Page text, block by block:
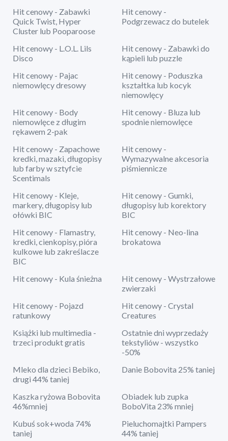
Hit cenowy - Zabawki
Quick Twist, Hyper
Cluster lub Pooparoose
Hit cenowy -
Podgrzewacz do butelek
Hit cenowy - L.O.L. Lils
Disco
Hit cenowy - Zabawki do
kąpieli lub puzzle
Hit cenowy - Pajac
niemowlęcy dresowy
Hit cenowy - Poduszka
kształtka lub kocyk
niemowlęcy
Hit cenowy - Body
niemowlęce z długim
rękawem 2-pak
Hit cenowy - Bluza lub
spodnie niemowlęce
Hit cenowy - Zapachowe
kredki, mazaki, długopisy
lub farby w sztyfcie
Scentimals
Hit cenowy -
Wymazywalne akcesoria
piśmiennicze
Hit cenowy - Kleje,
markery, długopisy lub
ołówki BIC
Hit cenowy - Gumki,
długopisy lub korektory
BIC
Hit cenowy - Flamastry,
kredki, cienkopisy, pióra
kulkowe lub zakreślacze
BIC
Hit cenowy - Neo-lina
brokatowa
Hit cenowy - Kula śnieżna
Hit cenowy - Wystrzałowe
zwierzaki
Hit cenowy - Pojazd
ratunkowy
Hit cenowy - Crystal
Creatures
Książki lub multimedia -
trzeci produkt gratis
Ostatnie dni wyprzedaży
tekstyliów - wszystko
-50%
Mleko dla dzieci Bebiko,
drugi 44% taniej
Danie Bobovita 25% taniej
Kaszka ryżowa Bobovita
46%mniej
Obiadek lub zupka
BoboVita 23% mniej
Kubuś sok+woda 74%
taniej
Pieluchomajtki Pampers
44% taniej